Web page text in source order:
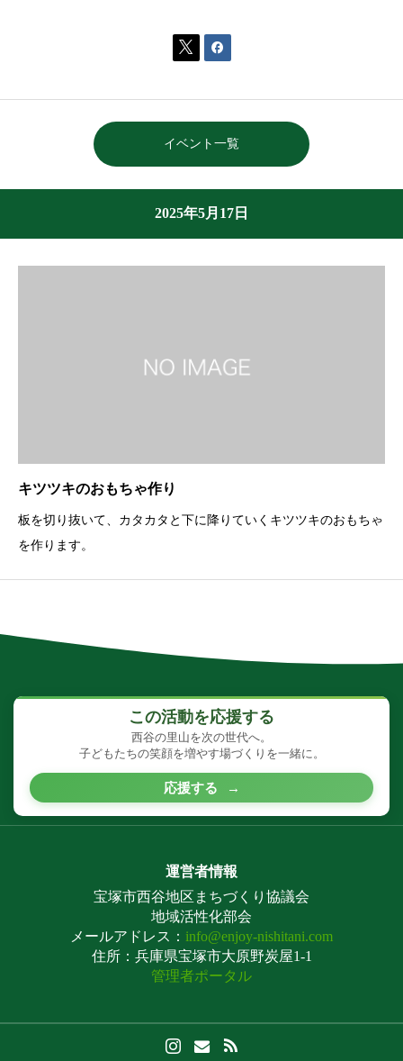
 
イベント一覧
2025年5月17日
キツツキのおもちゃ作り
板を切り抜いて、カタカタと下に降りていくキツツキのおもちゃ
を作ります。
この活動を応援する
西谷の里山を次の世代へ。
子どもたちの笑顔を増やす場づくりを一緒に。
応援する →
運営者情報
宝塚市西谷地区まちづくり協議会
地域活性化部会
メールアドレス： info@enjoy-nishitani.com
住所：兵庫県宝塚市大原野炭屋1-1
管理者ポータル